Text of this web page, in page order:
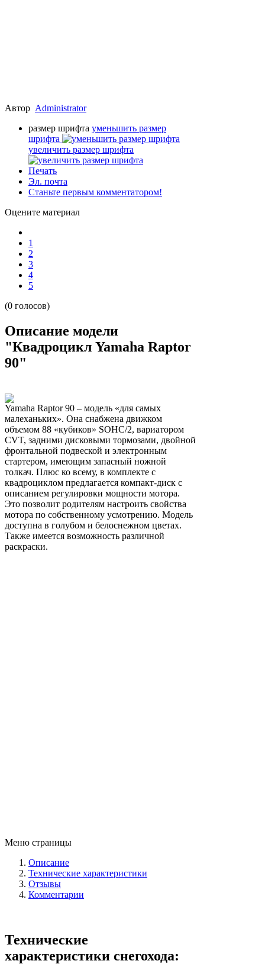
Автор Administrator
размер шрифта уменьшить размер
шрифта
увеличить размер шрифта
Печать
Эл. почта
Станьте первым комментатором!
Оцените материал
1
2
3
4
5
(0 голосов)
Описание модели
"Квадроцикл Yamaha Raptor
90"
Yamaha Raptor 90 – модель «для самых
малеханьких». Она снабжена движком
объемом 88 «кубиков» SOHC/2, вариатором
CVT, задними дисковыми тормозами, двойной
фронтальной подвеской и электронным
стартером, имеющим запасный ножной
толкач. Плюс ко всему, в комплекте с
квадроциклом предлагается компакт-диск с
описанием регулировки мощности мотора.
Это позволит родителям настроить свойства
мотора по собственному усмотрению. Модель
доступна в голубом и белоснежном цветах.
Также имеется возможность различной
раскраски.
Меню страницы
Описание
Технические характеристики
Отзывы
Комментарии
Технические
характеристики снегохода: